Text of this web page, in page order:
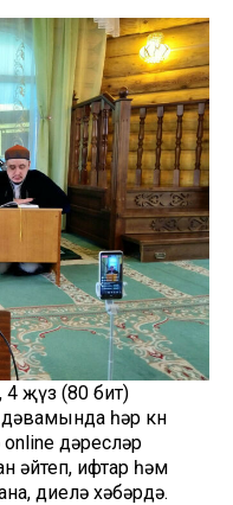
4 җүз (80 бит)
һәр көн
online дәресләр
әйтеп, ифтар һәм
диелә хәбәрдә.